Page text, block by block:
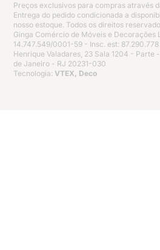
Preços exclusivos para compras através
Entrega do pedido condicionada a
nosso estoque. Todos os direitos
Ginga Comércio de Móveis e Decorações
14.747.549/0001-59 - Insc. est:
Henrique Valadares, 23 Sala 1204 - Parte
de Janeiro - RJ 20231-030
Tecnologia: VTEX, Deco